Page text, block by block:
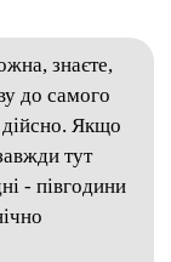
знаєте,
до самого
дійсно. Якщо
тут
- півгодини